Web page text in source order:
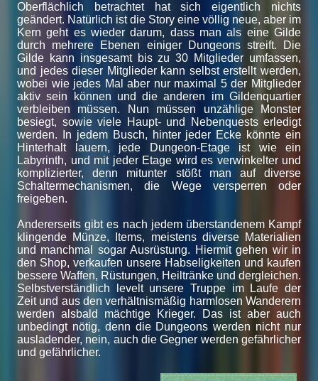
Oberflächlich betrachtet hat sich eigentlich nichts
geändert. Natürlich ist die Story eine völlig neue, aber im
Kern geht es wieder darum, dass man als eine Gilde
durch mehrere Ebenen einiger Dungeons streift. Die
Gilde kann insgesamt bis zu 30 Mitglieder umfassen,
und jedes dieser Mitglieder kann selbst erstellt werden,
wobei wie jedes Mal aber nur maximal 5 der Mitglieder
aktiv sein können und die anderen im Gildenquartier
verbleiben müssen. Nun müssen unzählige Monster
besiegt, sowie viele Haupt- und Nebenquests erledigt
werden. In jedem Busch, hinter jeder Ecke könnte ein
Hinterhalt lauern, jede Dungeon-Etage ist wie ein
Labyrinth, und mit jeder Etage wird es verwinkelter und
komplizierter, denn mitunter stößt man auf diverse
Schaltermechanismen, die Wege versperren oder
freigeben.
Andererseits gibt es nach jedem überstandenem Kampf
klingende Münze, Items, meistens diverse Materialien
und manchmal sogar Ausrüstung. Hiermit gehen wir in
den Shop, verkaufen unsere Habseligkeiten und kaufen
bessere Waffen, Rüstungen, Heiltränke und dergleichen.
Selbstverständlich levelt unsere Truppe im Laufe der
Zeit und aus den verhältnismäßig harmlosen Wanderern
werden alsbald mächtige Krieger. Das ist aber auch
unbedingt nötig, denn die Dungeons werden nicht nur
ausladender, nein, auch die Gegner werden gefährlicher
und gefährlicher.